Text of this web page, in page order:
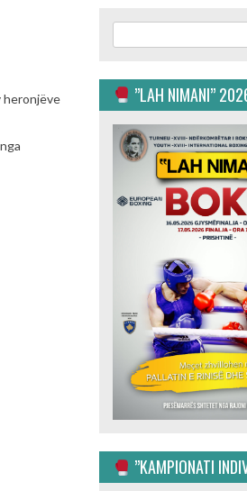
heronjëve
Search
”LAH NIMANI”
”KAMPIONATI